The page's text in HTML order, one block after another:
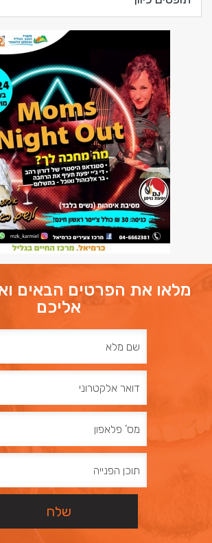
מלאו את הפרטים הבאים
אליכם
שלח